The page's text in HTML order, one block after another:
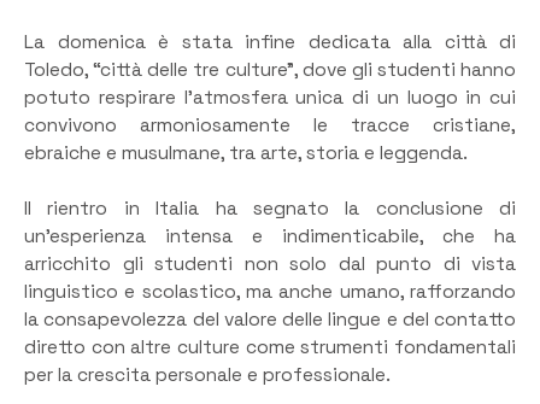
La domenica è stata infine dedicata alla città di
Toledo, “città delle tre culture”, dove gli studenti hanno
potuto respirare l’atmosfera unica di un luogo in cui
convivono armoniosamente le tracce cristiane,
ebraiche e musulmane, tra arte, storia e leggenda.
Il rientro in Italia ha segnato la conclusione di
un’esperienza intensa e indimenticabile, che ha
arricchito gli studenti non solo dal punto di vista
linguistico e scolastico, ma anche umano, rafforzando
la consapevolezza del valore delle lingue e del contatto
diretto con altre culture come strumenti fondamentali
per la crescita personale e professionale.